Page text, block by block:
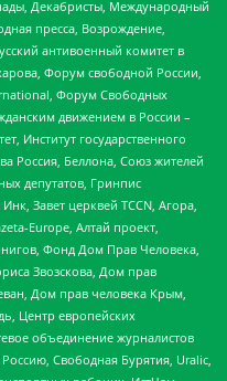
Декабристы, Международный
пресса, Возрождение,
антивоенный комитет в
Форум свободной России,
Форум Свободных
движением в России –
Институт государственного
Россия, Беллона, Союз жителей
депутатов, Гринпис
Завет церквей TCCN, Агора,
Europe, Алтай проект,
Фонд Дом Прав Человека,
Звозскова, Дом прав
Дом прав человека Крым,
Центр европейских
объединение журналистов
Свободная Бурятия, Uralic,